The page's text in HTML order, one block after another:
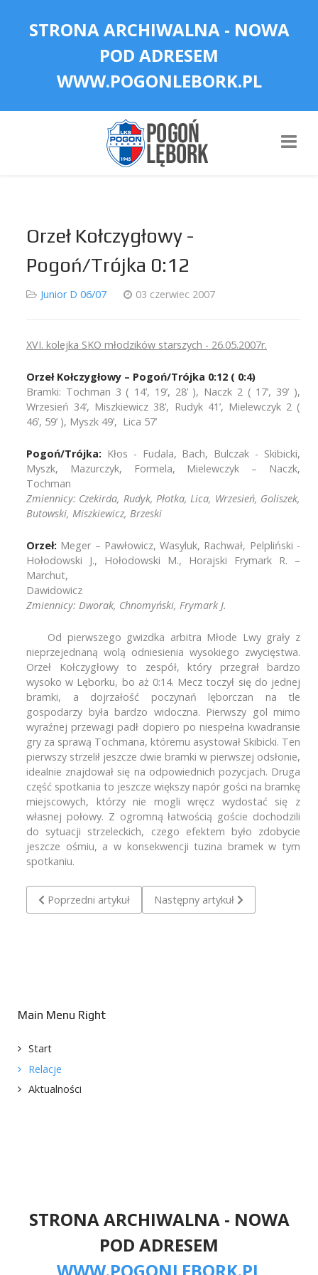
STRONA ARCHIWALNA - NOWA
POD ADRESEM
WWW.POGONLEBORK.PL
Orzeł Kołczygłowy -
Pogoń/Trójka 0:12
Junior D 06/07 03 czerwiec 2007
XVI. kolejka SKO młodzików starszych - 26.05.2007r.
Orzeł Kołczygłowy – Pogoń/Trójka 0:12 ( 0:4)
Bramki: Tochman 3 ( 14’, 19’, 28’ ), Naczk 2 ( 17’, 39’ ),
Wrzesień 34’, Miszkiewicz 38’, Rudyk 41’, Mielewczyk 2 (
46’, 59’ ), Myszk 49’, Lica 57’
Pogoń/Trójka: Kłos - Fudala, Bach, Bulczak - Skibicki,
Myszk, Mazurczyk, Formela, Mielewczyk – Naczk,
Tochman
Zmiennicy: Czekirda, Rudyk, Płotka, Lica, Wrzesień, Goliszek,
Butowski, Miszkiewicz, Brzeski
Orzeł: Meger – Pawłowicz, Wasyluk, Rachwał, Pelpliński -
Hołodowski J., Hołodowski M., Horajski Frymark R. –
Marchut,
Zmiennicy: Dworak, Chnomyński, Frymark J.
Od pierwszego gwizdka arbitra Młode Lwy grały z
nieprzejednaną wolą odniesienia wysokiego zwycięstwa.
Orzeł Kołczygłowy to zespół, który przegrał bardzo
wysoko w Lęborku, bo aż 0:14. Mecz toczył się do jednej
bramki, a dojrzałość poczynań lęborczan na tle
gospodarzy była bardzo widoczna. Pierwszy gol mimo
wyraźnej przewagi padł dopiero po niespełna kwadransie
gry za sprawą Tochmana, któremu asystował Skibicki. Ten
pierwszy strzelił jeszcze dwie bramki w pierwszej odsłonie,
idealnie znajdował się na odpowiednich pozycjach. Druga
część spotkania to jeszcze większy napór gości na bramkę
miejscowych, którzy nie mogli wręcz wydostać się z
własnej połowy. Z ogromną łatwością goście dochodzili
do sytuacji strzeleckich, czego efektem było zdobycie
jeszcze ośmiu, a w konsekwencji tuzina bramek w tym
spotkaniu.
Poprzedni artykuł: Pogoń/Trójka Lębork - Gryf '95 II Słupsk
Poprzedni artykuł Następny artykuł: Pogoń/Trójka
Następny artykuł
Main Menu Right
Start
Relacje
Aktualności
STRONA ARCHIWALNA - NOWA
POD ADRESEM